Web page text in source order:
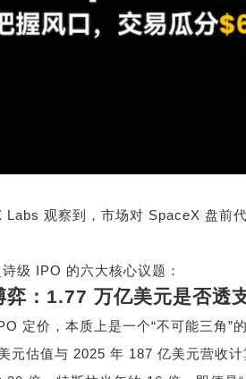
Labs 观察到，市场对 SpaceX 盘前
级
IPO 的六大核心议题：
： 1.77 万亿美元是否透
定价，本质上是一个“不可能三角”
元估值与 2025 年 187 亿美元营收